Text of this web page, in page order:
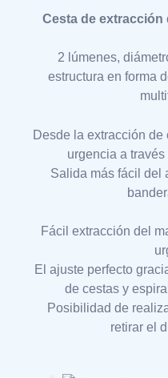
Cesta de
2 lúmenes,
estructura en forma
Desde la extracción
urgencia a
Salida más fácil del
Fácil extracción del
El ajuste perfecto
de cestas y
Posibilidad de
retirar el